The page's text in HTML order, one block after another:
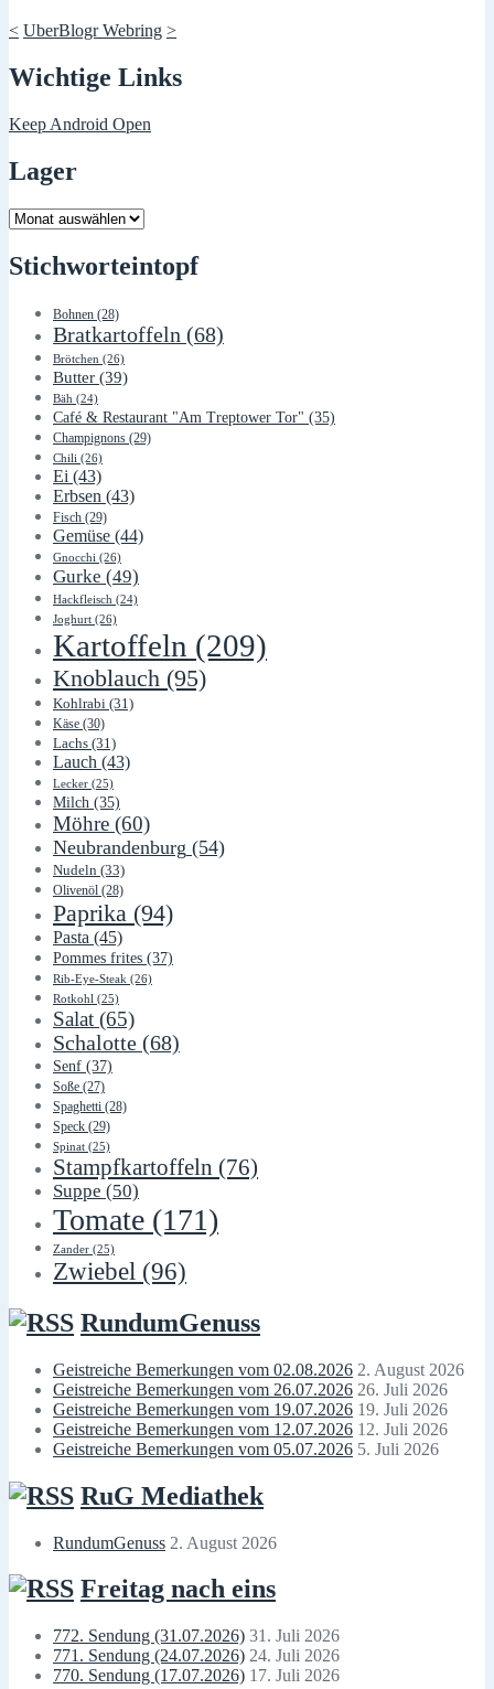
< UberBlogr Webring >
Wichtige Links
Keep Android Open
Lager
Lager
Stichworteintopf
Bohnen (28)
Bratkartoffeln (68)
Brötchen (26)
Butter (39)
Bäh (24)
Café & Restaurant "Am Treptower Tor" (35)
Champignons (29)
Chili (26)
Ei (43)
Erbsen (43)
Fisch (29)
Gemüse (44)
Gnocchi (26)
Gurke (49)
Hackfleisch (24)
Joghurt (26)
Kartoffeln (209)
Knoblauch (95)
Kohlrabi (31)
Käse (30)
Lachs (31)
Lauch (43)
Lecker (25)
Milch (35)
Möhre (60)
Neubrandenburg (54)
Nudeln (33)
Olivenöl (28)
Paprika (94)
Pasta (45)
Pommes frites (37)
Rib-Eye-Steak (26)
Rotkohl (25)
Salat (65)
Schalotte (68)
Senf (37)
Soße (27)
Spaghetti (28)
Speck (29)
Spinat (25)
Stampfkartoffeln (76)
Suppe (50)
Tomate (171)
Zander (25)
Zwiebel (96)
RundumGenuss
Geistreiche Bemerkungen vom 02.08.2026 2. August 2026
Geistreiche Bemerkungen vom 26.07.2026 26. Juli 2026
Geistreiche Bemerkungen vom 19.07.2026 19. Juli 2026
Geistreiche Bemerkungen vom 12.07.2026 12. Juli 2026
Geistreiche Bemerkungen vom 05.07.2026 5. Juli 2026
RuG Mediathek
RundumGenuss 2. August 2026
Freitag nach eins
772. Sendung (31.07.2026) 31. Juli 2026
771. Sendung (24.07.2026) 24. Juli 2026
770. Sendung (17.07.2026) 17. Juli 2026